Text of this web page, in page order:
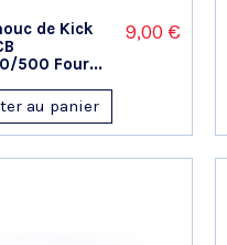
de Kick
500 Four...
9,00 €
au panier